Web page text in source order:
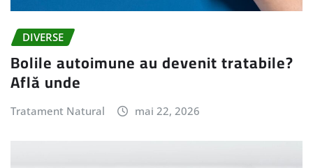
DIVERSE
Bolile autoimune au devenit tratabile?
Află unde
Tratament Natural mai 22, 2026